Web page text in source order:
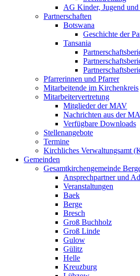
AG Kinder, Jugend
Partnerschaften
Botswana
Geschichte der
Tansania
Pfarrerinnen und Pfarrer
Mitarbeitende im Kirchenkreis
Mitarbeitervertretung
Mitglieder der MAV
Nachrichten aus der
Verfügbare Downloads
Stellenangebote
Termine
Kirchliches Verwaltungsamt
Gemeinden
Gesamtkirchengemeinde
Ansprechpartner und
Veranstaltungen
Baek
Berge
Bresch
Groß Buchholz
Groß Linde
Gulow
Gülitz
Helle
Kreuzburg